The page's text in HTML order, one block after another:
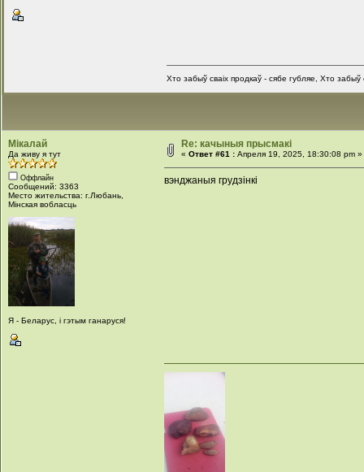
Хто забыў сваіх продкаў - сябе губляе, Хто забыў
Мікалай
Да живу я тут
Оффлайн
Сообщений: 3363
Место жительства: г.Любань,
Мінская вобласць
Я - Беларус, і гэтым ганаруся!
Re: качыныя прысмакі
«Ответ #61 : Апреля 19, 2025, 18:30:08 pm »
вэнджаныя грудзінкі